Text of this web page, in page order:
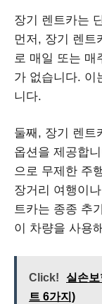
장기 렌트카는
먼저, 장기 렌트
로 매일 또는 매
가 없습니다. 이
니다.
둘째, 장기 렌트
옵션을 제공합
으로 무제한 주
장거리 여행이
트카는 종종 추
이 차량을 사용
Click!
실손
트 6가지)